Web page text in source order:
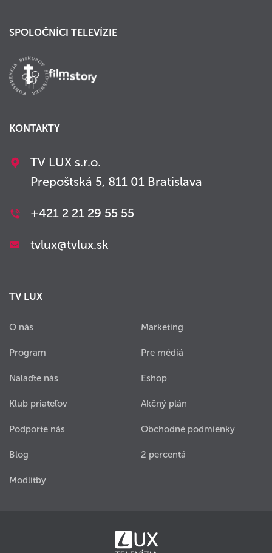
SPOLOČNÍCI TELEVÍZIE
KONTAKTY
TV LUX s.r.o.
Prepoštská 5, 811 01 Bratislava
+421 2 21 29 55 55
tvlux@tvlux.sk
TV LUX
O nás
Program
Nalaďte nás
Klub priateľov
Podporte nás
Blog
Modlitby
Marketing
Pre médiá
Eshop
Akčný plán
Obchodné podmienky
2 percentá